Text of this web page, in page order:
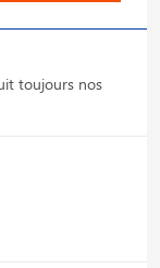
toujours nos